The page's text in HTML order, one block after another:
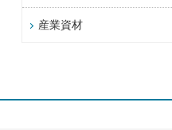
産業資材